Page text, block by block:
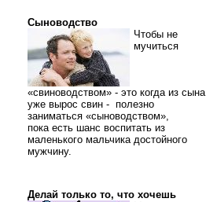
Сыноводство
Чтобы не
мучиться
«свиноводством» - это когда из сына
уже вырос свин - полезно
заниматься «сыноводством»,
пока есть шанс воспитать из
маленького мальчика достойного
мужчину.
Делай только то, что хочешь